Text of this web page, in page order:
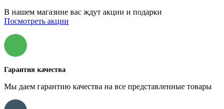
В нашем магазине вас ждут акции и подарки
Посмотреть акции
Гарантия качества
Мы даем гарантию качества на все представленные товары